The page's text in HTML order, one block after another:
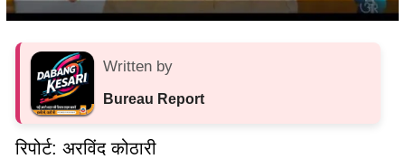
Written by
Bureau Report
रिपोर्ट: अरविंद कोठारी